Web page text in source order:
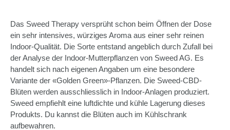
Das Sweed Therapy versprüht schon beim Öffnen der Dose
ein sehr intensives, würziges Aroma aus einer sehr reinen
Indoor-Qualität. Die Sorte entstand angeblich durch Zufall bei
der Analyse der Indoor-Mutterpflanzen von Sweed AG. Es
handelt sich nach eigenen Angaben um eine besondere
Variante der «Golden Green»-Pflanzen. Die Sweed-CBD-
Blüten werden ausschliesslich in Indoor-Anlagen produziert.
Sweed empfiehlt eine luftdichte und kühle Lagerung dieses
Produkts. Du kannst die Blüten auch im Kühlschrank
aufbewahren.